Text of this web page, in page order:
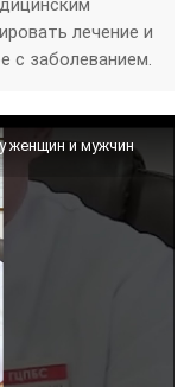
лечение и
с заболеванием.
женщин и мужчин